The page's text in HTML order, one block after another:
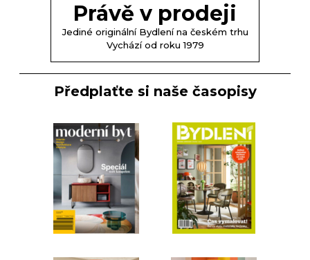
Právě v prodeji
Jediné originální Bydlení na českém trhu
Vychází od roku 1979
Předplaťte si naše časopisy